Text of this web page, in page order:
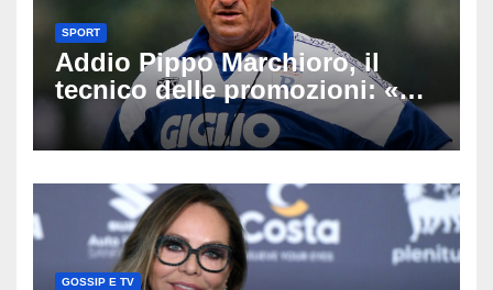
SPORT
Addio Pippo Marchioro, il
tecnico delle promozioni: «Ha
scritto pagine indimenticabili
del nostro calcio»
GOSSIP E TV